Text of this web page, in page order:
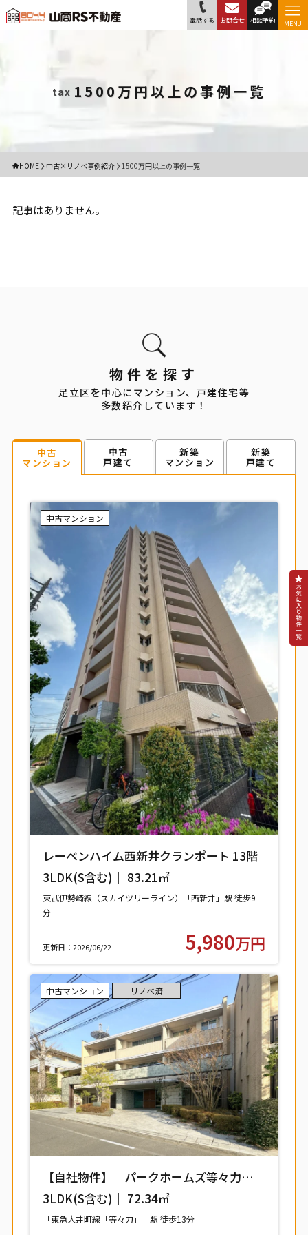
電話する お問合せ 相談予約 MENU
tax 1500万円以上の事例一覧
HOME 中古×リノベ事例紹介 1500万円以上の事例一覧
記事はありません。
物件を探す
足立区を中心にマンション、戸建住宅等
多数紹介しています！
中古
マンション
中古
戸建て
新築
マンション
新築
戸建て
中古マンション
レーベンハイム西新井クランポート 13階
3LDK(S含む)｜ 83.21㎡
東武伊勢崎線（スカイツリーライン）「西新井」駅 徒歩9
分
更新日：2026/06/22 5,980万円
中古マンション リノベ済
【自社物件】 パークホームズ等々力レジ
デンススクエア 208号室 【世田谷区中
町】
3LDK(S含む)｜ 72.34㎡
「東急大井町線「等々力」」駅 徒歩13分